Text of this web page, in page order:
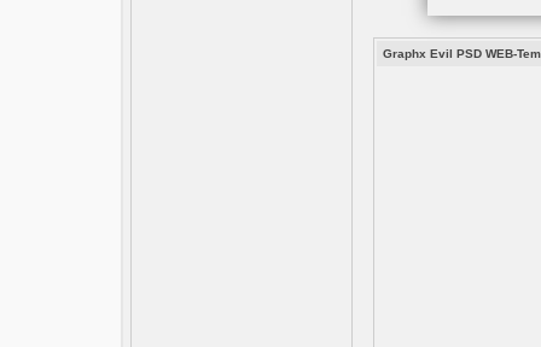
Graphx Evil PSD WEB-